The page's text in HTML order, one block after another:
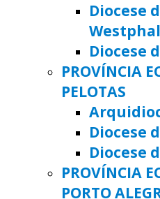
Diocese
Diocese
PROVÍNCIA
PELOTAS
Diocese
Diocese
PROVÍNCIA
PORTO